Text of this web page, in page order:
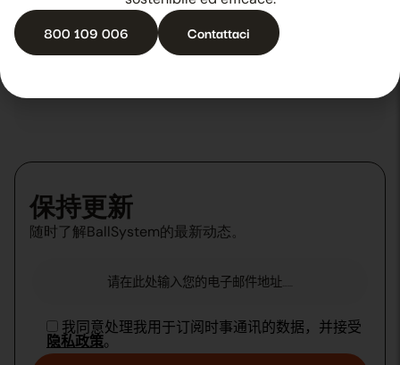
29 10 月 2025
保持更新
随时了解BallSystem的最新动态。
我同意处理我用于订阅时事通讯的数据，并接受
隐私政策。
800 109 006 Contattaci